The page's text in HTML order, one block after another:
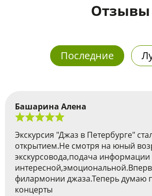
Отзывы
Последние
Башарина Алена
Экскурсия "Джаз в Петербурге"
открытием.Не смотря на юный
экскурсовода,подача
филармонии джаза.Теперь думаю
концерты